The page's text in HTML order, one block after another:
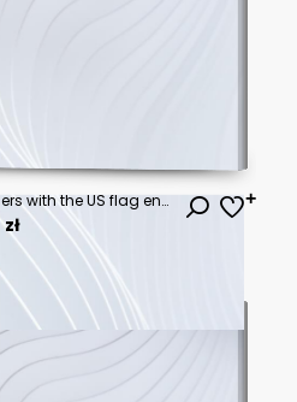
railway wagons with containers with the US flag entering the European Union